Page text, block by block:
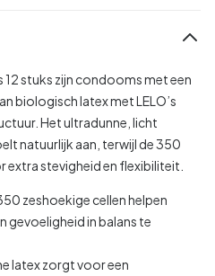
stuks zijn condooms met een
biologisch latex met LELO’s
Het ultradunne, licht
natuurlijk aan, terwijl de 350
extra stevigheid en flexibiliteit.
zeshoekige cellen helpen
gevoeligheid in balans te
latex zorgt voor een